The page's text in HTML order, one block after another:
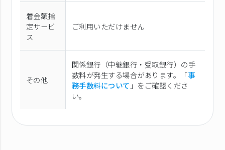
着金額指
定サービ
ス
ご利用いただけません
その他
関係銀行（中継銀行・受取銀行）の手
数料が発生する場合があります。「事
務手数料について 」をご確認くださ
い。